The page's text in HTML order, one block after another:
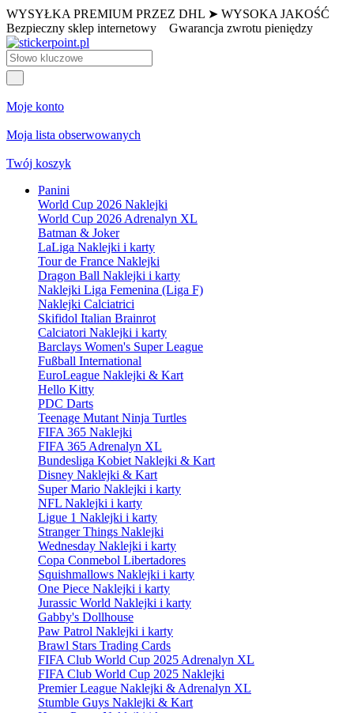
WYSYŁKA PREMIUM PRZEZ DHL ➤ WYSOKA JAKOŚĆ
Bezpieczny sklep internetowy Gwarancja zwrotu pieniędzy
Moje konto
Moja lista obserwowanych
Twój koszyk
Panini
World Cup 2026 Naklejki
World Cup 2026 Adrenalyn XL
Batman & Joker
LaLiga Naklejki i karty
Tour de France Naklejki
Dragon Ball Naklejki i karty
Naklejki Liga Femenina (Liga F)
Naklejki Calciatrici
Skifidol Italian Brainrot
Calciatori Naklejki i karty
Barclays Women's Super League
Fußball International
EuroLeague Naklejki & Kart
Hello Kitty
PDC Darts
Teenage Mutant Ninja Turtles
FIFA 365 Naklejki
FIFA 365 Adrenalyn XL
Bundesliga Kobiet Naklejki & Kart
Disney Naklejki & Kart
Super Mario Naklejki i karty
NFL Naklejki i karty
Ligue 1 Naklejki i karty
Stranger Things Naklejki
Wednesday Naklejki i karty
Copa Conmebol Libertadores
Squishmallows Naklejki i karty
One Piece Naklejki i karty
Jurassic World Naklejki i karty
Gabby's Dollhouse
Paw Patrol Naklejki i karty
Brawl Stars Trading Cards
FIFA Club World Cup 2025 Adrenalyn XL
FIFA Club World Cup 2025 Naklejki
Premier League Naklejki & Adrenalyn XL
Stumble Guys Naklejki & Kart